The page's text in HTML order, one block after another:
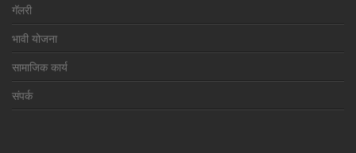
गॅलरी
भावी योजना
सामाजिक कार्य
संपर्क